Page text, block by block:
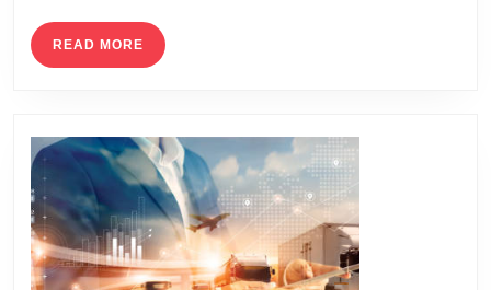
READ MORE READ
MORE